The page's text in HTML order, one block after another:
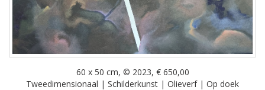
60 x 50 cm, © 2023, € 650,00
Tweedimensionaal | Schilderkunst | Olieverf | Op doek